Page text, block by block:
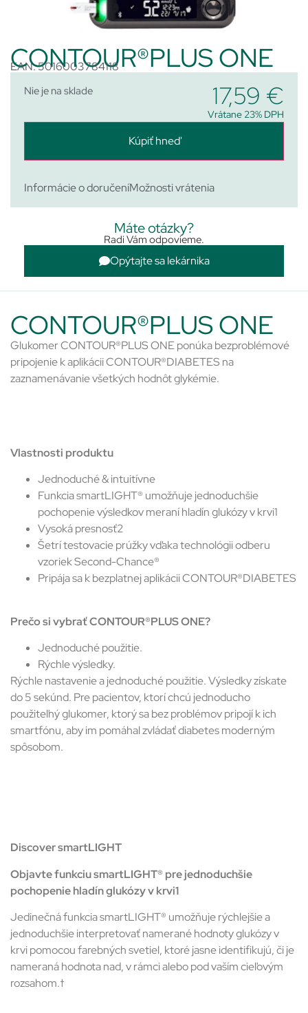
CONTOUR®PLUS ONE
EAN: 5016003784118
Nie je na sklade 17,59 €
Vrátane 23% DPH
Kúpiť hneď
Informácie o doručeníMožnosti vrátenia
Máte otázky?
Radi Vám odpovieme.
Opýtajte sa lekárnika
CONTOUR®PLUS ONE
Glukomer CONTOUR®PLUS ONE ponúka bezproblémové
pripojenie k aplikácii CONTOUR®DIABETES na
zaznamenávanie všetkých hodnôt glykémie.
Vlastnosti produktu
Jednoduché & intuitívne
Funkcia smartLIGHT® umožňuje jednoduchšie
pochopenie výsledkov meraní hladín glukózy v krvi1
Vysoká presnosť2
Šetrí testovacie prúžky vďaka technológii odberu
vzoriek Second-Chance®
Pripája sa k bezplatnej aplikácii CONTOUR®DIABETES
Prečo si vybrať CONTOUR®PLUS ONE?
Jednoduché použitie.
Rýchle výsledky.
Rýchle nastavenie a jednoduché použitie. Výsledky získate
do 5 sekúnd. Pre pacientov, ktorí chcú jednoducho
použiteľný glukomer, ktorý sa bez problémov pripojí k ich
smartfónu, aby im pomáhal zvládať diabetes moderným
spôsobom.
Discover smartLIGHT
Objavte funkciu smartLIGHT® pre jednoduchšie
pochopenie hladín glukózy v krvi1
Jedinečná funkcia smartLIGHT® umožňuje rýchlejšie a
jednoduchšie interpretovať namerané hodnoty glukózy v
krvi pomocou farebných svetiel, ktoré jasne identifikujú, či je
nameraná hodnota nad, v rámci alebo pod vaším cieľovým
rozsahom.†